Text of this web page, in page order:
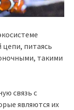
питаясь
такими
связь с
являются их